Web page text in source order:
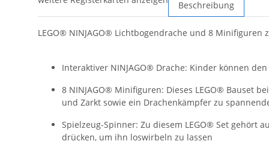
Beschreibung
LEGO® NINJAGO® Lichtbogendrache und 8 Minifiguren
Interaktiver NINJAGO® Drache: Kinder können
8 NINJAGO® Minifiguren: Dieses LEGO® Bauset
und Zarkt sowie ein Drachenkämpfer zu
Spielzeug-Spinner: Zu diesem LEGO® Set
drücken, um ihn loswirbeln zu lassen